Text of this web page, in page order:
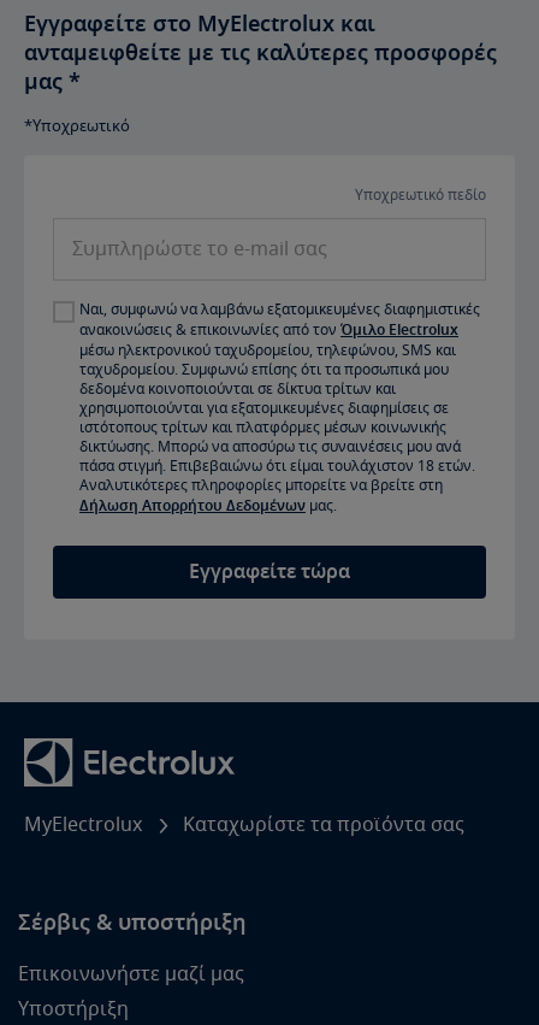
Εγγραφείτε στο MyElectrolux και
ανταμειφθείτε με τις καλύτερες προσφορές
μας*
*Υποχρεωτικό
Υποχρεωτικό πεδίο
Ναι, συμφωνώ να λαμβάνω εξατομικευμένες διαφημιστικές
ανακοινώσεις & επικοινωνίες από τον Όμιλο Electrolux
μέσω ηλεκτρονικού ταχυδρομείου, τηλεφώνου, SMS και
ταχυδρομείου. Συμφωνώ επίσης ότι τα προσωπικά μου
δεδομένα κοινοποιούνται σε δίκτυα τρίτων και
χρησιμοποιούνται για εξατομικευμένες διαφημίσεις σε
ιστότοπους τρίτων και πλατφόρμες μέσων κοινωνικής
δικτύωσης. Μπορώ να αποσύρω τις συναινέσεις μου ανά
πάσα στιγμή. Επιβεβαιώνω ότι είμαι τουλάχιστον 18 ετών.
Αναλυτικότερες πληροφορίες μπορείτε να βρείτε στη
Δήλωση Απορρήτου Δεδομένων μας.
Εγγραφείτε τώρα
MyElectrolux Καταχωρίστε τα προϊόντα σας
Σέρβις & υποστήριξη
Επικοινωνήστε μαζί μας
Υποστήριξη